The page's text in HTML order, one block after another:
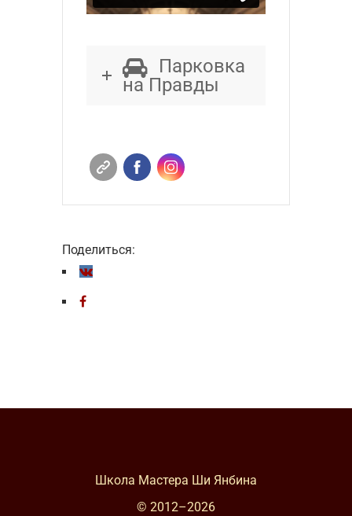
Парковка
на Правды
Поделиться:
Школа Мастера Ши Янбина
© 2012–2026